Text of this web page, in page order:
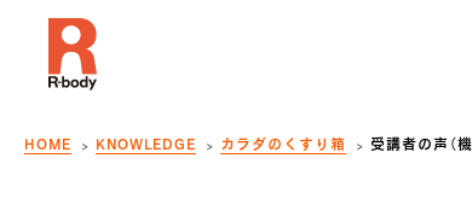
HOME KNOWLEDGE カラダのくすり箱 受講者の声（